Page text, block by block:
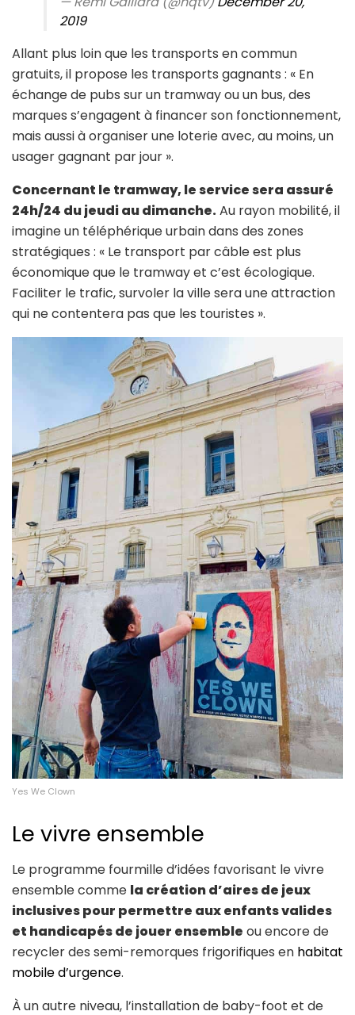
2019
Allant plus loin que les transports en commun
gratuits, il propose les transports gagnants : « En
échange de pubs sur un tramway ou un bus, des
marques s’engagent à financer son fonctionnement,
mais aussi à organiser une loterie avec, au moins, un
usager gagnant par jour ».
Concernant le tramway, le service sera assuré
24h/24 du jeudi au dimanche.Au rayon mobilité, il
imagine un téléphérique urbain dans des zones
stratégiques : « Le transport par câble est plus
économique que le tramway et c’est écologique.
Faciliter le trafic, survoler la ville sera une attraction
qui ne contentera pas que les touristes ».
Yes We Clown
Le vivre ensemble
Le programme fourmille d’idées favorisant le vivre
ensemble comme la création d’aires de jeux
inclusives pour permettre aux enfants valides
et handicapés de jouer ensemble ou encore de
recycler des semi-remorques frigorifiques en habitat
mobile d’urgence.
À un autre niveau, l’installation de baby-foot et de